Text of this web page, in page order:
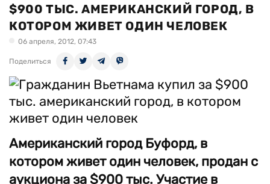
$900 ТЫС. АМЕРИКАНСКИЙ ГОРОД, В
КОТОРОМ ЖИВЕТ ОДИН ЧЕЛОВЕК
06 апреля, 2012, 07:43
Поделиться
Американский город Буфорд, в
котором живет один человек, продан с
аукциона за $900 тыс. Участие в